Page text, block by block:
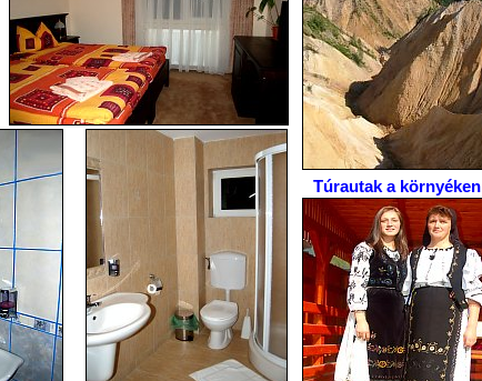
Túrautak a környéken